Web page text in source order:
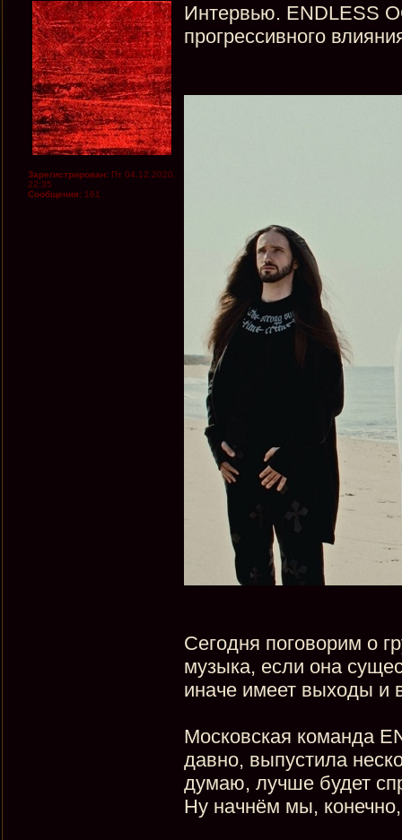
Зарегистрирован: Пт 04.12.2020,
22:35
Сообщения: 161
Интервью. ENDLESS
прогрессивного
Сегодня поговорим о
музыка, если она
иначе имеет выходы и
Московская команда
давно, выпустила
думаю, лучше будет
Ну начнём мы, конечно,